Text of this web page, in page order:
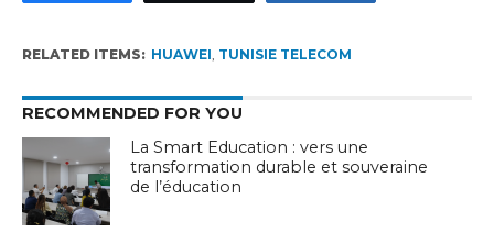
RELATED ITEMS: HUAWEI TUNISIE TELECOM
RECOMMENDED FOR YOU
La Smart Education : vers une
transformation durable et souveraine
de l’éducation